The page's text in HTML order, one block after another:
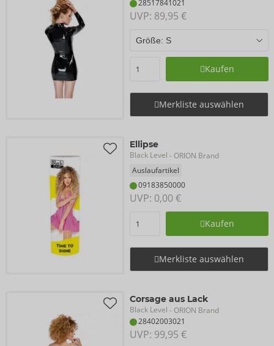
28517841021
UVP: 89,95 €
Kaufen
Merkliste auswählen
Ellipse
Black Level - ORION Brand
Auslaufartikel
09183850000
UVP: 0,00 €
Kaufen
Merkliste auswählen
Corsage aus Lack
Black Level - ORION Brand
28402003021
UVP: 99,95 €